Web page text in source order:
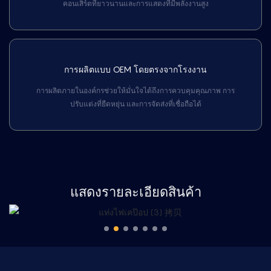
คอนเสิร์ตที่ยาวนานและการแสดงที่มีพลังงานสูง
การผลิตแบบ OEM โดยตรงจากโรงงาน
การผลิตภายในองค์กรช่วยให้มั่นใจได้ถึงการควบคุมคุณภาพ การ
ปรับแต่งที่ยืดหยุ่น และการจัดส่งที่เชื่อถือได้
แสดงรายละเอียดสินค้า